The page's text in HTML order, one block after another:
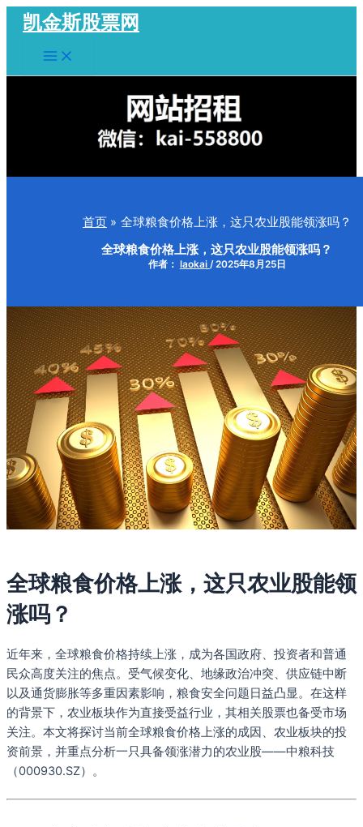
容
凯金斯股票网
Main
Menu
首页 全球粮食价格上涨，这只农业股能领涨吗？
全球粮食价格上涨，这只农业股能领涨吗？
作者： laokai /2025年8月25日
全球粮食价格上涨，这只农业股能领
涨吗？
近年来，全球粮食价格持续上涨，成为各国政府、投资者和普通
民众高度关注的焦点。受气候变化、地缘政治冲突、供应链中断
以及通货膨胀等多重因素影响，粮食安全问题日益凸显。在这样
的背景下，农业板块作为直接受益行业，其相关股票也备受市场
关注。本文将探讨当前全球粮食价格上涨的成因、农业板块的投
资前景，并重点分析一只具备领涨潜力的农业股——中粮科技
（000930.SZ）。